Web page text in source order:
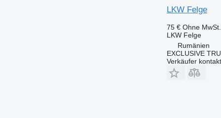
LKW Felge
75 € Ohne MwSt.
LKW Felge
Rumänien
EXCLUSIVE
Verkäufer